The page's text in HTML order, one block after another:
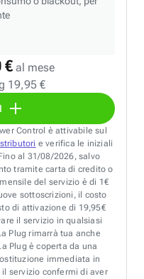
€ al mese
19,95 €
Control è attivabile sul
e verifica le iniziali
al 31/08/2026, salvo
tramite carta di credito o
del servizio è di 1€
sottoscrizioni, il costo
di attivazione di 19,95€
il servizio in qualsiasi
Plug rimarrà tua anche
Plug è coperta da una
immediata in
servizio confermi di aver